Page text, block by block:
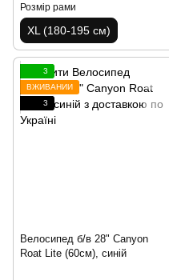
Розмір рами
XL (180-195 см)
3
ВЖИВАНИЙ
3
Велосипед б/в 28" Canyon
Roat Lite (60см), синій